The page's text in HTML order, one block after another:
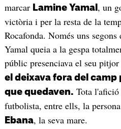
marcar Lamine Yamal , un
victòria i per la resta de la
Rocafonda. Només uns
Yamal queia a la gespa
públic presenciava el seu
el deixava fora del
que quedaven. Tota
futbolista, entre ells, la
Ebana, la seva mare.